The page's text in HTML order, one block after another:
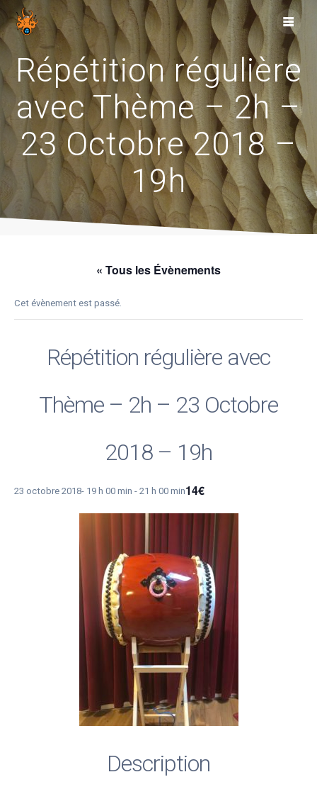
to
content
Répétition régulière
avec Thème – 2h –
23 Octobre 2018 –
19h
« Tous les Évènements
Cet évènement est passé.
Répétition régulière avec
Thème – 2h – 23 Octobre
2018 – 19h
23 octobre 2018- 19 h 00 min - 21 h 00 min14€
Description